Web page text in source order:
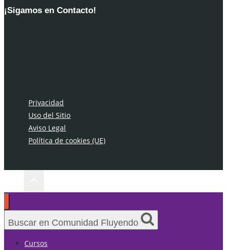
¡Sigamos en Contacto!
Privacidad
Uso del Sitio
Aviso Legal
Política de cookies (UE)
Buscar en Comunidad Fluyendo
Cursos